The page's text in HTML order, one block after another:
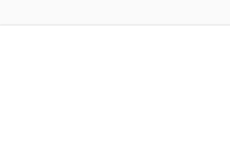
KONTAKT